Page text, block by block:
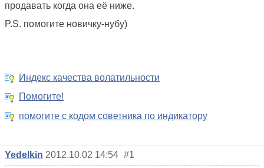
продавать когда она её ниже.
P.S. помогите новичку-нубу)
Индекс качества волатильности
Помогите!
помогите с кодом советника по индикатору
Yedelkin 2012.10.02 14:54 #1